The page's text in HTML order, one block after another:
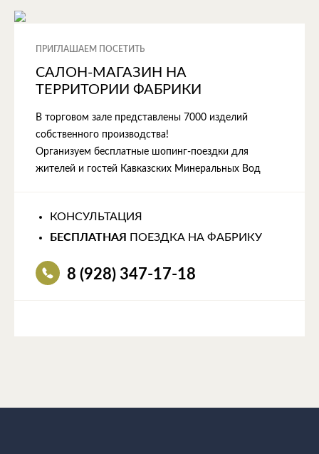
ПРИГЛАШАЕМ ПОСЕТИТЬ
САЛОН-МАГАЗИН НА
ТЕРРИТОРИИ ФАБРИКИ
В торговом зале представлены 7000 изделий
собственного производства!
Организуем бесплатные шопинг-поездки для
жителей и гостей Кавказских Минеральных Вод
КОНСУЛЬТАЦИЯ
БЕСПЛАТНАЯ ПОЕЗДКА НА ФАБРИКУ
8 (928) 347-17-18